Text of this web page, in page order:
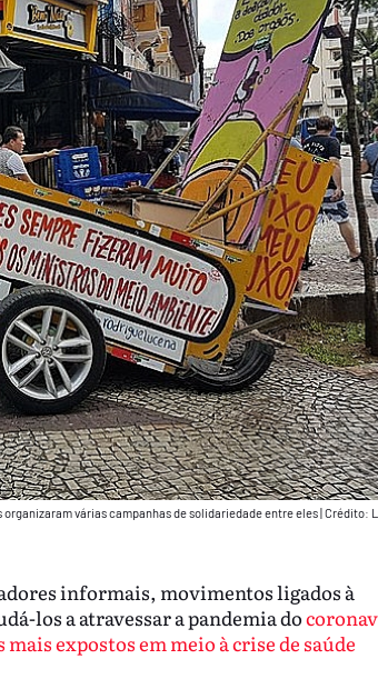
organizaram várias campanhas de solidariedade entre eles Crédito:
informais, movimentos ligados à
los a atravessar a pandemia do
expostos em meio à crise de saúde